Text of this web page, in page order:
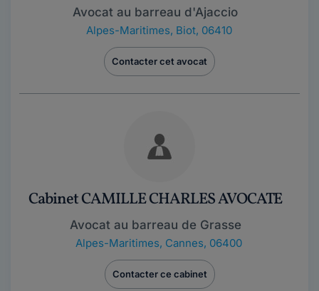
Avocat au barreau d'Ajaccio
Alpes-Maritimes, Biot, 06410
Contacter cet avocat
Cabinet CAMILLE CHARLES AVOCATE
Avocat au barreau de Grasse
Alpes-Maritimes, Cannes, 06400
Contacter ce cabinet